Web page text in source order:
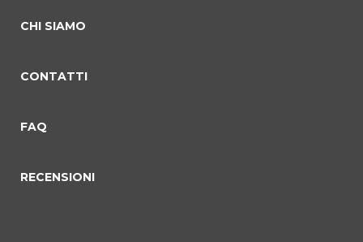
CHI SIAMO
CONTATTI
FAQ
RECENSIONI